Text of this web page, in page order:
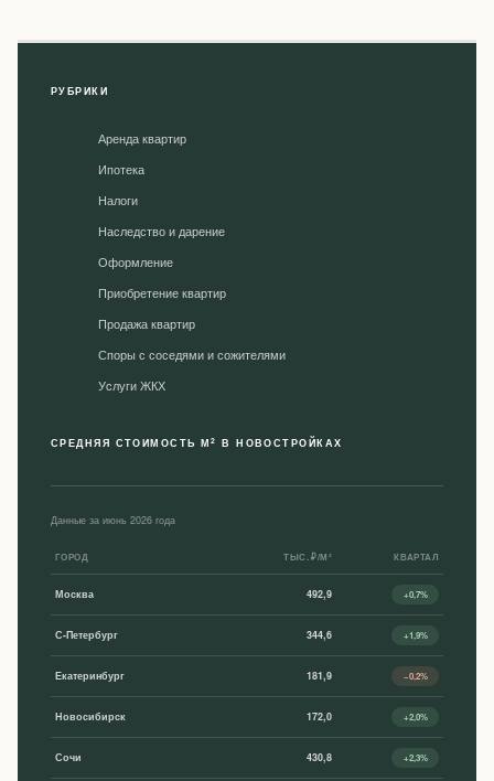
РУБРИКИ
Аренда квартир
Ипотека
Налоги
Наследство и дарение
Оформление
Приобретение квартир
Продажа квартир
Споры с соседями и сожителями
Уcлуги ЖКХ
СРЕДНЯЯ СТОИМОСТЬ М2 В НОВОСТРОЙКАХ
Данные за июнь 2026 года
ГОРОД ТЫС. ₽/М² КВАРТАЛ
Москва 492,9 +0,7%
С-Петербург 344,6 +1,9%
Екатеринбург 181,9 −0,2%
Новосибирск 172,0 +2,0%
Сочи 430,8 +2,3%